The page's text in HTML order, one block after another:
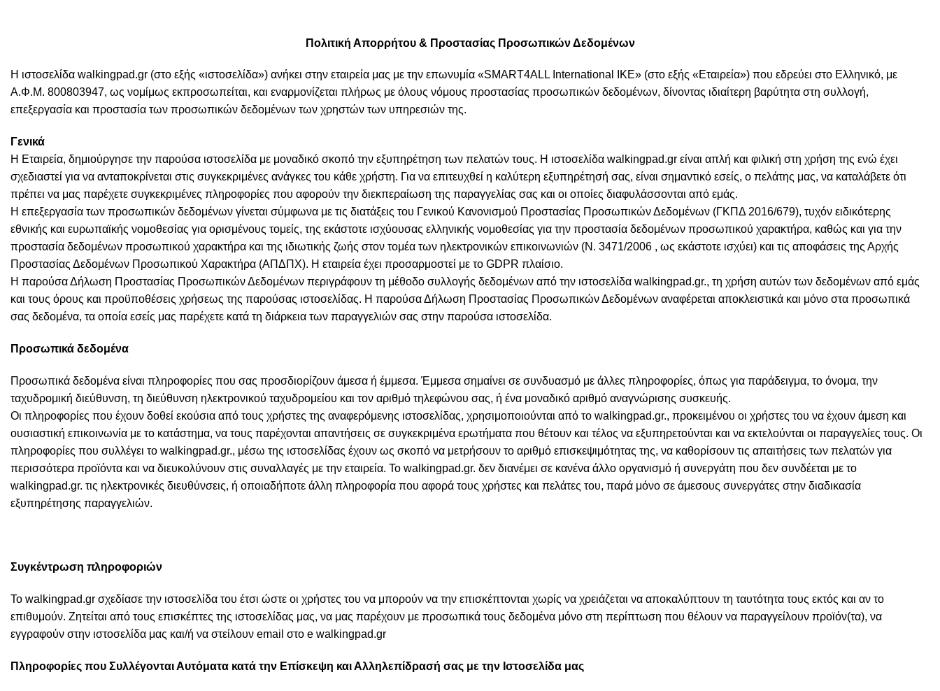
Πολιτική Απορρήτου & Προστασίας Προσωπικών Δεδομένων
H ιστοσελίδα walkingpad.gr (στο εξής «ιστοσελίδα») ανήκει στην εταιρεία μας με την επωνυμία «SMART4ALL International IKE» (στο εξής «Εταιρεία») που εδρεύει στο Ελληνικό, με
Α.Φ.Μ. 800803947, ως νομίμως εκπροσωπείται, και εναρμονίζεται πλήρως με όλους νόμους προστασίας προσωπικών δεδομένων, δίνοντας ιδιαίτερη βαρύτητα στη συλλογή,
επεξεργασία και προστασία των προσωπικών δεδομένων των χρηστών των υπηρεσιών της.
Γενικά
H Εταιρεία, δημιούργησε την παρούσα ιστοσελίδα με μοναδικό σκοπό την εξυπηρέτηση των πελατών τους. Η ιστοσελίδα walkingpad.gr είναι απλή και φιλική στη χρήση της ενώ έχει
σχεδιαστεί για να ανταποκρίνεται στις συγκεκριμένες ανάγκες του κάθε χρήστη. Για να επιτευχθεί η καλύτερη εξυπηρέτησή σας, είναι σημαντικό εσείς, ο πελάτης μας, να καταλάβετε ότι
πρέπει να μας παρέχετε συγκεκριμένες πληροφορίες που αφορούν την διεκπεραίωση της παραγγελίας σας και οι οποίες διαφυλάσσονται από εμάς.
Η επεξεργασία των προσωπικών δεδομένων γίνεται σύμφωνα με τις διατάξεις του Γενικού Κανονισμού Προστασίας Προσωπικών Δεδομένων (ΓΚΠΔ 2016/679), τυχόν ειδικότερης
εθνικής και ευρωπαϊκής νομοθεσίας για ορισμένους τομείς, της εκάστοτε ισχύουσας ελληνικής νομοθεσίας για την προστασία δεδομένων προσωπικού χαρακτήρα, καθώς και για την
προστασία δεδομένων προσωπικού χαρακτήρα και της ιδιωτικής ζωής στον τομέα των ηλεκτρονικών επικοινωνιών (Ν. 3471/2006 , ως εκάστοτε ισχύει) και τις αποφάσεις της Αρχής
Προστασίας Δεδομένων Προσωπικού Χαρακτήρα (ΑΠΔΠΧ). Η εταιρεία έχει προσαρμοστεί με το GDPR πλαίσιο.
Η παρούσα Δήλωση Προστασίας Προσωπικών Δεδομένων περιγράφουν τη μέθοδο συλλογής δεδομένων από την ιστοσελίδα walkingpad.gr., τη χρήση αυτών των δεδομένων από εμάς
και τους όρους και προϋποθέσεις χρήσεως της παρούσας ιστοσελίδας. Η παρούσα Δήλωση Προστασίας Προσωπικών Δεδομένων αναφέρεται αποκλειστικά και μόνο στα προσωπικά
σας δεδομένα, τα οποία εσείς μας παρέχετε κατά τη διάρκεια των παραγγελιών σας στην παρούσα ιστοσελίδα.
Προσωπικά δεδομένα
Προσωπικά δεδομένα είναι πληροφορίες που σας προσδιορίζουν άμεσα ή έμμεσα. Έμμεσα σημαίνει σε συνδυασμό με άλλες πληροφορίες, όπως για παράδειγμα, το όνομα, την
ταχυδρομική διεύθυνση, τη διεύθυνση ηλεκτρονικού ταχυδρομείου και τον αριθμό τηλεφώνου σας, ή ένα μοναδικό αριθμό αναγνώρισης συσκευής.
Οι πληροφορίες που έχουν δοθεί εκούσια από τους χρήστες της αναφερόμενης ιστοσελίδας, χρησιμοποιούνται από το walkingpad.gr., προκειμένου οι χρήστες του να έχουν άμεση και
ουσιαστική επικοινωνία με το κατάστημα, να τους παρέχονται απαντήσεις σε συγκεκριμένα ερωτήματα που θέτουν και τέλος να εξυπηρετούνται και να εκτελούνται οι παραγγελίες τους. Οι
πληροφορίες που συλλέγει το walkingpad.gr., μέσω της ιστοσελίδας έχουν ως σκοπό να μετρήσουν το αριθμό επισκεψιμότητας της, να καθορίσουν τις απαιτήσεις των πελατών για
περισσότερα προϊόντα και να διευκολύνουν στις συναλλαγές με την εταιρεία. Το walkingpad.gr. δεν διανέμει σε κανένα άλλο οργανισμό ή συνεργάτη που δεν συνδέεται με το
walkingpad.gr. τις ηλεκτρονικές διευθύνσεις, ή οποιαδήποτε άλλη πληροφορία που αφορά τους χρήστες και πελάτες του, παρά μόνο σε άμεσους συνεργάτες στην διαδικασία
εξυπηρέτησης παραγγελιών.
Συγκέντρωση πληροφοριών
Το walkingpad.gr σχεδίασε την ιστοσελίδα του έτσι ώστε οι χρήστες του να μπορούν να την επισκέπτονται χωρίς να χρειάζεται να αποκαλύπτουν τη ταυτότητα τους εκτός και αν το
επιθυμούν. Ζητείται από τους επισκέπτες της ιστοσελίδας μας, να μας παρέχουν με προσωπικά τους δεδομένα μόνο στη περίπτωση που θέλουν να παραγγείλουν προϊόν(τα), να
εγγραφούν στην ιστοσελίδα μας και/ή να στείλουν email στο e walkingpad.gr
Πληροφορίες που Συλλέγονται Αυτόματα κατά την Επίσκεψη και Αλληλεπίδρασή σας με την Ιστοσελίδα μας